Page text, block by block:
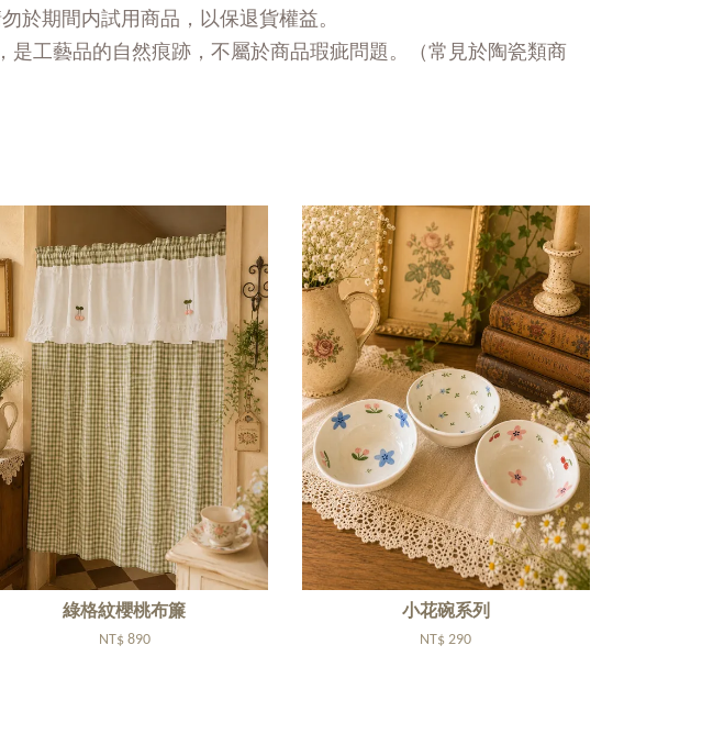
期間内試用商品，以保退貨權益。
工藝品的自然痕跡，不屬於商品瑕疵問題。（常見於陶瓷類商
綠格紋櫻桃布簾
NT$ 890
小花碗系列
NT$ 290